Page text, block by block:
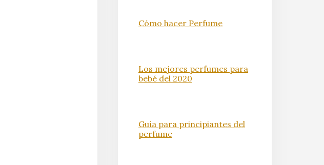
Cómo hacer Perfume
Los mejores perfumes para
bebé del 2020
Guía para principiantes del
perfume